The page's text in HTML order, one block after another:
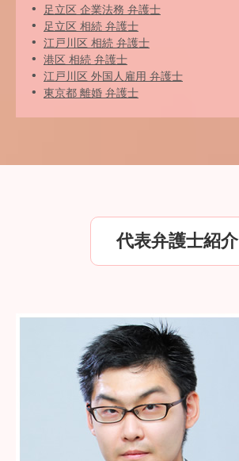
足立区 企業法務 弁護士
足立区 相続 弁護士
江戸川区 相続 弁護士
港区 相続 弁護士
江戸川区 外国人雇用 弁護士
東京都 離婚 弁護士
代表弁護士紹介